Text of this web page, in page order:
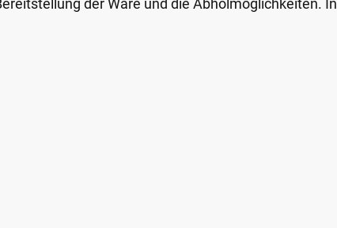
der Ware und die Abholmöglichkeiten. In